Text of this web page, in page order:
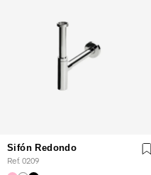
Sifón Redondo
Ref. 0209